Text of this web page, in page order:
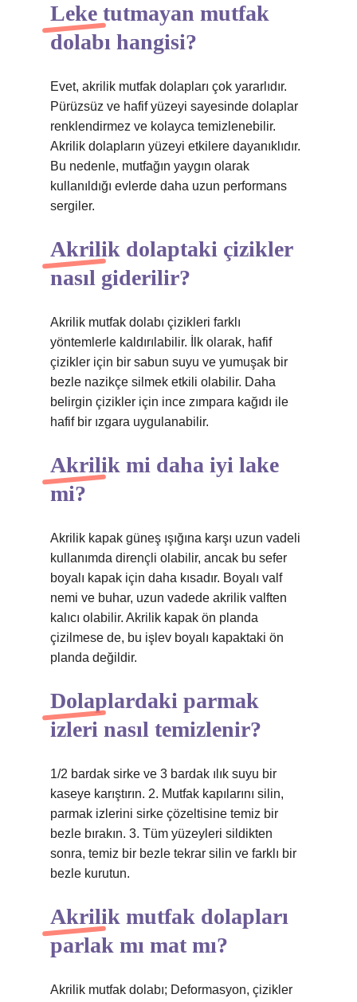
Leke tutmayan mutfak
dolabı hangisi?
Evet, akrilik mutfak dolapları çok yararlıdır.
Pürüzsüz ve hafif yüzeyi sayesinde dolaplar
renklendirmez ve kolayca temizlenebilir.
Akrilik dolapların yüzeyi etkilere dayanıklıdır.
Bu nedenle, mutfağın yaygın olarak
kullanıldığı evlerde daha uzun performans
sergiler.
Akrilik dolaptaki çizikler
nasıl giderilir?
Akrilik mutfak dolabı çizikleri farklı
yöntemlerle kaldırılabilir. İlk olarak, hafif
çizikler için bir sabun suyu ve yumuşak bir
bezle nazikçe silmek etkili olabilir. Daha
belirgin çizikler için ince zımpara kağıdı ile
hafif bir ızgara uygulanabilir.
Akrilik mi daha iyi lake
mi?
Akrilik kapak güneş ışığına karşı uzun vadeli
kullanımda dirençli olabilir, ancak bu sefer
boyalı kapak için daha kısadır. Boyalı valf
nemi ve buhar, uzun vadede akrilik valften
kalıcı olabilir. Akrilik kapak ön planda
çizilmese de, bu işlev boyalı kapaktaki ön
planda değildir.
Dolaplardaki parmak
izleri nasıl temizlenir?
1/2 bardak sirke ve 3 bardak ılık suyu bir
kaseye karıştırın. 2. Mutfak kapılarını silin,
parmak izlerini sirke çözeltisine temiz bir
bezle bırakın. 3. Tüm yüzeyleri sildikten
sonra, temiz bir bezle tekrar silin ve farklı bir
bezle kurutun.
Akrilik mutfak dolapları
parlak mı mat mı?
Akrilik mutfak dolabı; Deformasyon, çizikler